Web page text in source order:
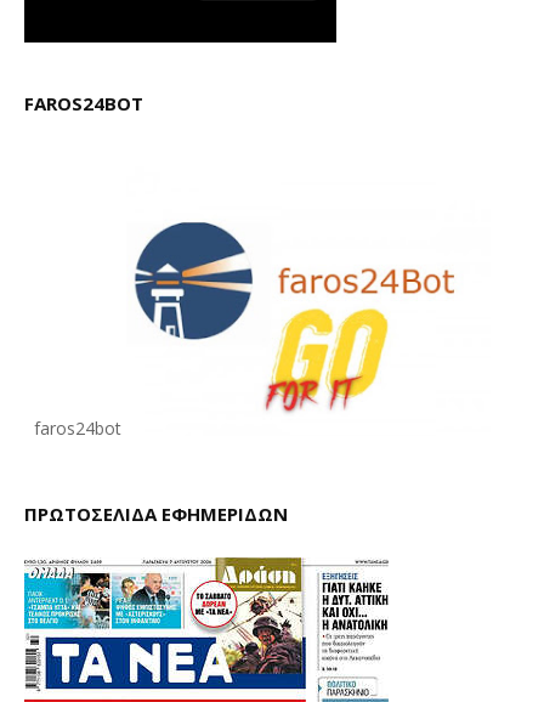
FAROS24BOT
faros24bot
ΠΡΩΤΟΣΕΛΙΔΑ ΕΦΗΜΕΡΙΔΩΝ